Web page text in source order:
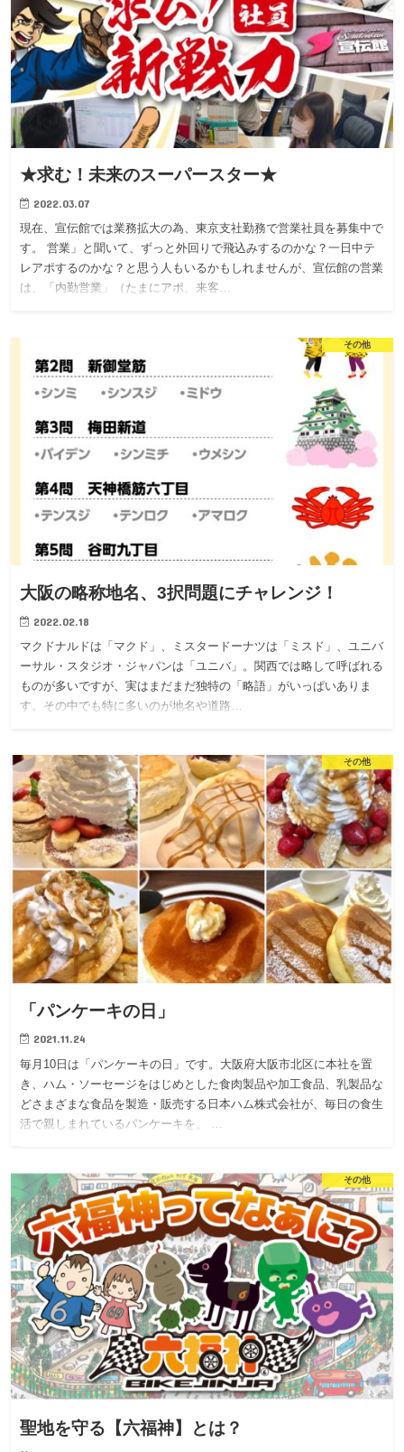
★求む！未来のスーパースター★
2022.03.07
現在、宣伝館では業務拡大の為、東京支社勤務で営業社員を募集中で
す。 営業」と聞いて、ずっと外回りで飛込みするのかな？一日中テ
レアポするのかな？と思う人もいるかもしれませんが、宣伝館の営業
は、「内勤営業」（たまにアポ、来客…
その他
大阪の略称地名、3択問題にチャレンジ！
2022.02.18
マクドナルドは「マクド」、ミスタードーナツは「ミスド」、ユニバ
ーサル・スタジオ・ジャパンは「ユニバ」。関西では略して呼ばれる
ものが多いですが、実はまだまだ独特の「略語」がいっぱいありま
す。その中でも特に多いのが地名や道路…
その他
「パンケーキの日」
2021.11.24
毎月10日は「パンケーキの日」です。大阪府大阪市北区に本社を置
き、ハム・ソーセージをはじめとした食肉製品や加工食品、乳製品な
どさまざまな食品を製造・販売する日本ハム株式会社が、毎日の食生
活で親しまれているパンケーキを、 …
その他
聖地を守る【六福神】とは？